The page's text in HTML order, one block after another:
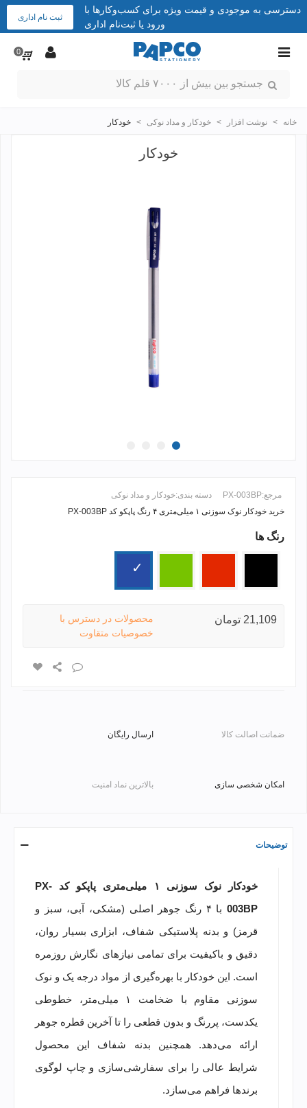
دسترسی به موجودی و قیمت ویژه برای کسب‌وکارها با
ورود یا ثبت‌نام اداری
ثبت نام اداری
0
خانه > نوشت افزار > خودکار و مداد نوکی > خودکار
خودکار
مرجع:PX-003BP دسته بندی:خودکار و مداد نوکی
خرید خودکار نوک سوزنی ۱ میلی‌متری ۴ رنگ پاپکو کد PX-003BP
ادامه مطلب +
رنگ ها
21,109 تومان
محصولات در دسترس با
خصوصیات متقاوت
ضمانت اصالت کالا ارسال رایگان
امکان شخصی سازی بالاترین نماد امنیت
توضیحات
خودکار نوک سوزنی ۱ میلی‌متری پاپکو کد PX-
003BP
با ۴ رنگ جوهر اصلی (مشکی، آبی، سبز و
قرمز) و بدنه پلاستیکی شفاف، ابزاری بسیار روان،
دقیق و باکیفیت برای تمامی نیازهای نگارش روزمره
است. این خودکار با بهره‌گیری از مواد درجه یک و نوک
سوزنی مقاوم با ضخامت ۱ میلی‌متر، خطوطی
یکدست، پررنگ و بدون قطعی را تا آخرین قطره جوهر
ارائه می‌دهد. همچنین بدنه شفاف این محصول
شرایط عالی را برای سفارشی‌سازی و چاپ لوگوی
برندها فراهم می‌سازد.